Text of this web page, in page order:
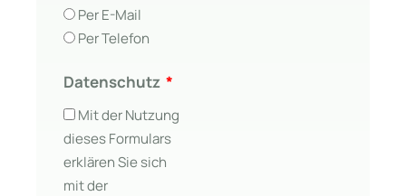
Per E-Mail
Per Telefon
Datenschutz
Mit der Nutzung
dieses Formulars
erklären Sie sich
mit der